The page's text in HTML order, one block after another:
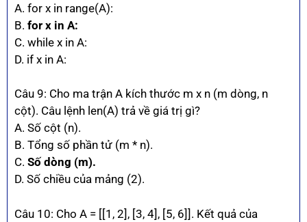
A. for x in range(A):
B. for x in A:
C. while x in A:
D. if x in A:
Câu 9: Cho ma trận A kích thước m x n (m dòng, n
cột). Câu lệnh len(A) trả về giá trị gì?
A. Số cột (n).
B. Tổng số phần tử (m * n).
C. Số dòng (m).
D. Số chiều của mảng (2).
Câu 10: Cho A = [[1, 2], [3, 4], [5, 6]]. Kết quả của